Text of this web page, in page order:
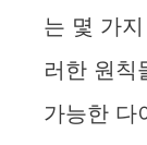
는 몇 가
러한 원칙
가능한 다